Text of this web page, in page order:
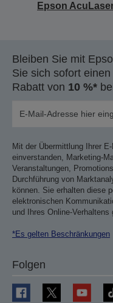
Epson
Bleiben Sie mit
Sie sich sofort
Rabatt von 10 %*
Mit der Übermittlung Ihrer
einverstanden, Marketing-
Veranstaltungen,
Durchführung von
können. Sie erhalten diese
elektronischen
und Ihres Online-Verhaltens
*Es gelten Beschränkungen
Folgen